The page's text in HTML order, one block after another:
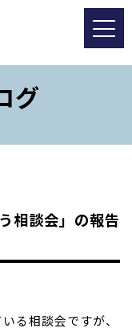
グ
相談会」の報告
る相談会ですが、